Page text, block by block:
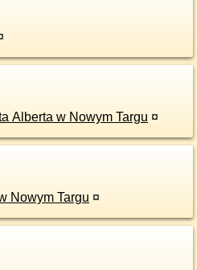
Alberta w Nowym Targu ¤
Nowym Targu ¤